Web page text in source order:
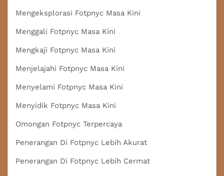
Mengeksplorasi Fotpnyc Masa Kini
Menggali Fotpnyc Masa Kini
Mengkaji Fotpnyc Masa Kini
Menjelajahi Fotpnyc Masa Kini
Menyelami Fotpnyc Masa Kini
Menyidik Fotpnyc Masa Kini
Omongan Fotpnyc Terpercaya
Penerangan Di Fotpnyc Lebih Akurat
Penerangan Di Fotpnyc Lebih Cermat